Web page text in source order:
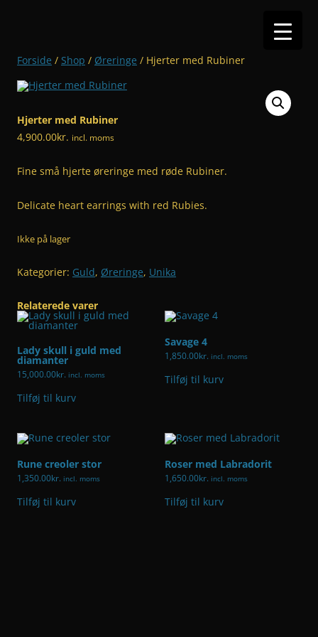
Forside / Shop / Øreringe / Hjerter med Rubiner
Hjerter med Rubiner
4,900.00kr. incl. moms
Fine små hjerte øreringe med røde Rubiner.
Delicate heart earrings with red Rubies.
Ikke på lager
Kategorier: Guld, Øreringe, Unika
Relaterede varer
Lady skull i guld med
diamanter
15,000.00kr. incl. moms
Tilføj til kurv
Savage 4
1,850.00kr. incl. moms
Tilføj til kurv
Rune creoler stor
1,350.00kr. incl. moms
Tilføj til kurv
Roser med Labradorit
1,650.00kr. incl. moms
Tilføj til kurv